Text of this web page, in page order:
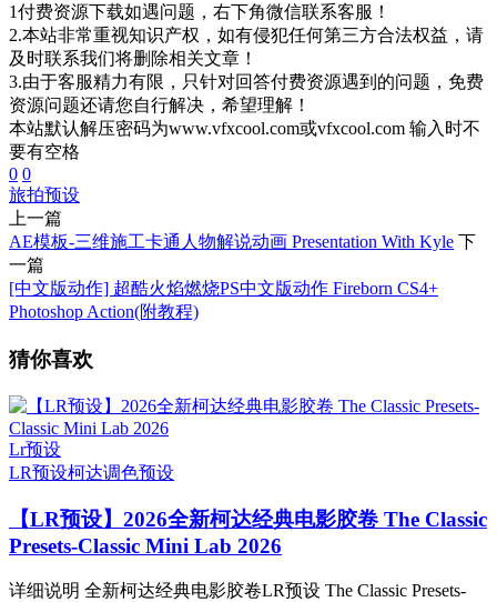
1付费资源下载如遇问题，右下角微信联系客服！
2.本站非常重视知识产权，如有侵犯任何第三方合法权益，请
及时联系我们将删除相关文章！
3.由于客服精力有限，只针对回答付费资源遇到的问题，免费
资源问题还请您自行解决，希望理解！
本站默认解压密码为www.vfxcool.com或vfxcool.com 输入时不
要有空格
0 0
旅拍预设
上一篇
AE模板-三维施工卡通人物解说动画 Presentation With Kyle 下
一篇
[中文版动作] 超酷火焰燃烧PS中文版动作 Fireborn CS4+
Photoshop Action(附教程)
猜你喜欢
Lr预设
LR预设柯达调色预设
【LR预设】2026全新柯达经典电影胶卷 The Classic
Presets-Classic Mini Lab 2026
详细说明 全新柯达经典电影胶卷LR预设 The Classic Presets-